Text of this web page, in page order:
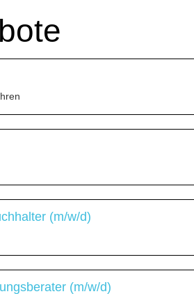
(m/w/d)
(m/w/d)